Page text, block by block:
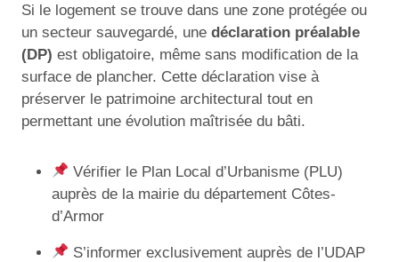
Si le logement se trouve dans une zone protégée ou
un secteur sauvegardé, une déclaration préalable
(DP) est obligatoire, même sans modification de la
surface de plancher. Cette déclaration vise à
préserver le patrimoine architectural tout en
permettant une évolution maîtrisée du bâti.
Vérifier le Plan Local d’Urbanisme (PLU)
auprès de la mairie du département Côtes-
d’Armor
S’informer exclusivement auprès de l’UDAP